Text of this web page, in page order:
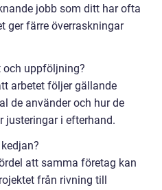
jobb som ditt har ofta
ger färre överraskningar
och uppföljning?
arbetet följer gällande
de använder och hur de
justeringar i efterhand.
att samma företag kan
från rivning till